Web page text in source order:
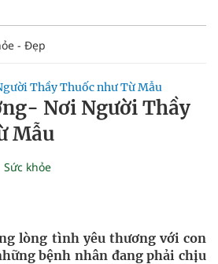
- Đẹp
Thầy Thuốc như Từ Mẫu
Nơi Người Thầy
Mẫu
Sức khỏe
lòng tình yêu thương với con
bệnh nhân đang phải chịu